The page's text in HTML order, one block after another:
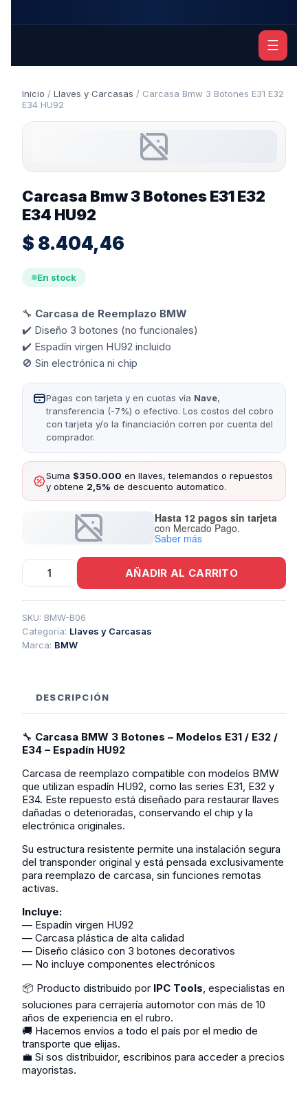
☰
Inicio / Llaves y Carcasas / Carcasa Bmw 3 Botones E31 E32
E34 HU92
Carcasa Bmw 3 Botones E31 E32
E34 HU92
$ 8.404,46
En stock
🔧 Carcasa de Reemplazo BMW
✔️ Diseño 3 botones (no funcionales)
✔️ Espadín virgen HU92 incluido
🚫 Sin electrónica ni chip
Pagas con tarjeta y en cuotas vía Nave,
transferencia (-7%) o efectivo. Los costos del cobro
con tarjeta y/o la financiación corren por cuenta del
comprador.
Suma $350.000 en llaves, telemandos o repuestos
y obtene 2,5% de descuento automatico.
Hasta 12 pagos sin tarjeta
con Mercado Pago.
Saber más
Carcasa
Botones
E31
E32
E34
AÑADIR AL CARRITO
SKU: BMW-B06
Categoría: Llaves y Carcasas
Marca: BMW
DESCRIPCIÓN
🔧 Carcasa BMW 3 Botones – Modelos E31 / E32 /
E34 – Espadín HU92
Carcasa de reemplazo compatible con modelos BMW
que utilizan espadín HU92, como las series E31, E32 y
E34. Este repuesto está diseñado para restaurar llaves
dañadas o deterioradas, conservando el chip y la
electrónica originales.
Su estructura resistente permite una instalación segura
del transponder original y está pensada exclusivamente
para reemplazo de carcasa, sin funciones remotas
activas.
Incluye:
— Espadín virgen HU92
— Carcasa plástica de alta calidad
— Diseño clásico con 3 botones decorativos
— No incluye componentes electrónicos
📦 Producto distribuido por IPC Tools, especialistas en
soluciones para cerrajería automotor con más de 10
años de experiencia en el rubro.
🚚 Hacemos envíos a todo el país por el medio de
transporte que elijas.
💼 Si sos distribuidor, escribinos para acceder a precios
mayoristas.